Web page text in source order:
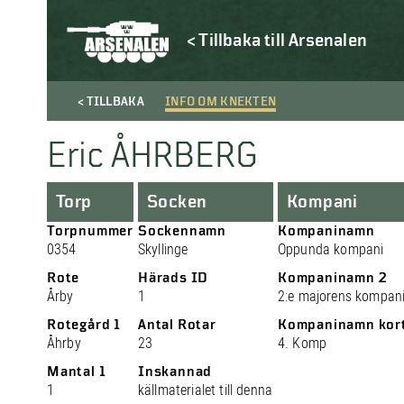
< Tillbaka till Arsenalen
< TILLBAKA INFO OM KNEKTEN
Eric ÅHRBERG
Torp
Torpnummer
0354
Rote
Årby
Rotegård 1
Åhrby
Mantal 1
1
Socken
Sockennamn
Skyllinge
Härads ID
1
Antal Rotar
23
Inskannad
källmaterialet till denna
Kompani
Kompaninamn
Oppunda kompani
Kompaninamn 2
2:e majorens
Kompaninamn
4. Komp